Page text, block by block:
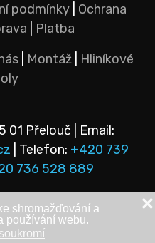
shromažďování a
používání webu.
❌
podmínky Ochrana
Platba
| Montáž|
Hliníkové
01 Přelouč | Email:
| Telefon: +420 739
736 528 889
Veškerá práva vyhrazena.